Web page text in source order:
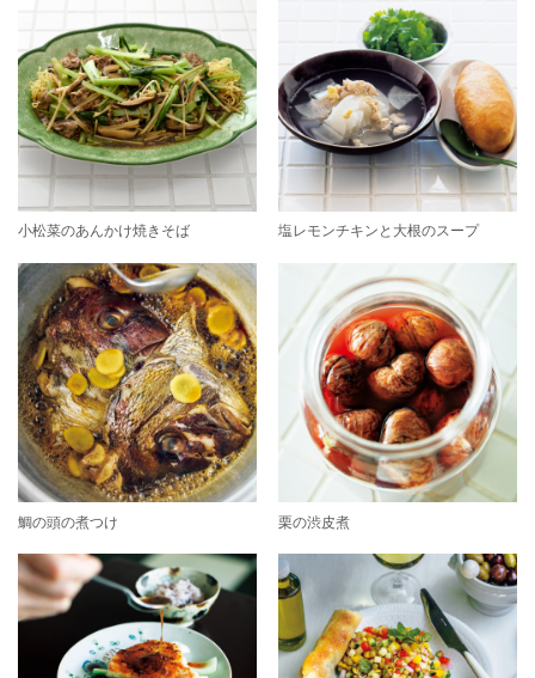
小松菜のあんかけ焼きそば 塩レモンチキンと大根のスープ
鯛の頭の煮つけ 栗の渋皮煮